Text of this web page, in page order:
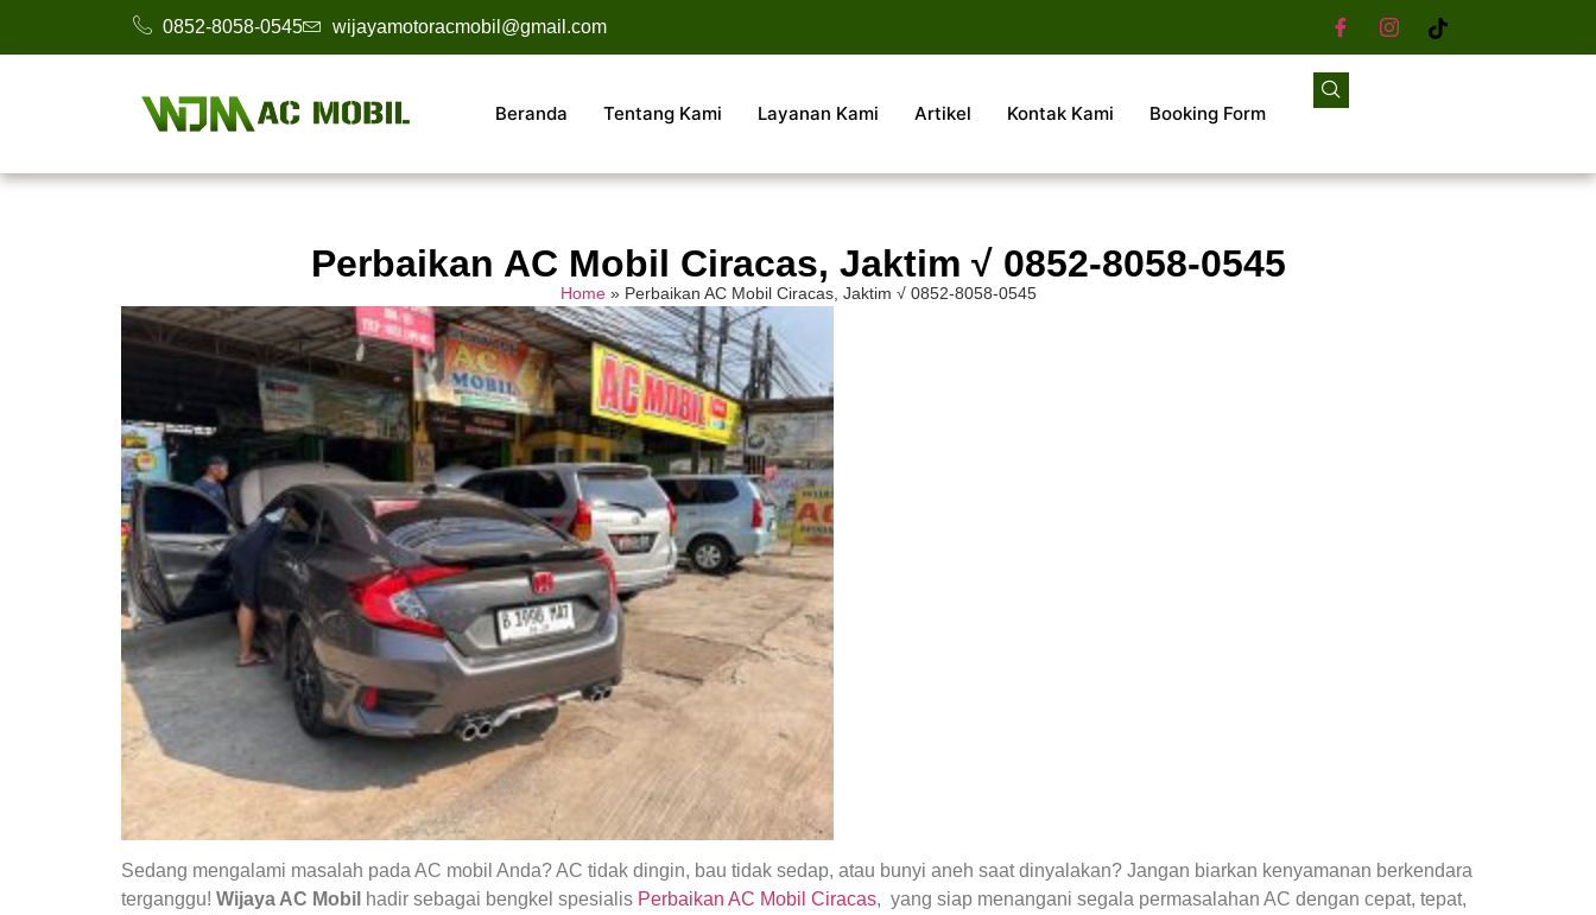
0852-8058-0545 wijayamotoracmobil@gmail.com
Beranda Tentang Kami Layanan Kami Artikel Kontak Kami Booking Form
Perbaikan AC Mobil Ciracas, Jaktim √ 0852-8058-0545
Home» Perbaikan AC Mobil Ciracas, Jaktim √ 0852-8058-0545
Sedang mengalami masalah pada AC mobil Anda? AC tidak dingin, bau tidak sedap, atau bunyi aneh saat dinyalakan? Jangan biarkan kenyamanan berkendara
terganggu! Wijaya AC Mobil hadir sebagai bengkel spesialis Perbaikan AC Mobil Ciracas, yang siap menangani segala permasalahan AC dengan cepat, tepat,